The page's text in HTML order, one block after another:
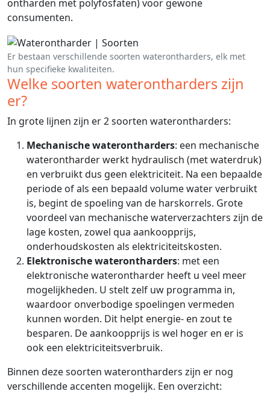
ontharden met polyfosfaten) voor gewone
consumenten.
Er bestaan verschillende soorten waterontharders, elk met
hun specifieke kwaliteiten.
Welke soorten waterontharders zijn
er?
In grote lijnen zijn er 2 soorten waterontharders:
Mechanische waterontharders: een mechanische
waterontharder werkt hydraulisch (met waterdruk)
en verbruikt dus geen elektriciteit. Na een bepaalde
periode of als een bepaald volume water verbruikt
is, begint de spoeling van de harskorrels. Grote
voordeel van mechanische waterverzachters zijn de
lage kosten, zowel qua aankoopprijs,
onderhoudskosten als elektriciteitskosten.
Elektronische waterontharders: met een
elektronische waterontharder heeft u veel meer
mogelijkheden. U stelt zelf uw programma in,
waardoor onverbodige spoelingen vermeden
kunnen worden. Dit helpt energie- en zout te
besparen. De aankoopprijs is wel hoger en er is
ook een elektriciteitsverbruik.
Binnen deze soorten waterontharders zijn er nog
verschillende accenten mogelijk. Een overzicht: